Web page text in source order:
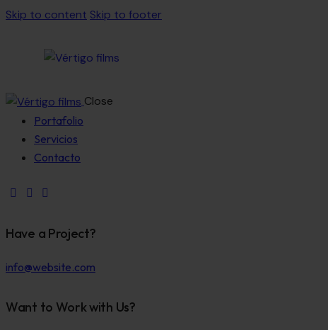
Skip to content Skip to footer
Close
Portafolio
Servicios
Contacto
Have a Project?
info@website.com
Want to Work with Us?